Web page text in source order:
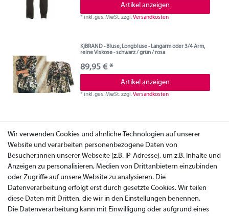
Artikel anzeigen
*inkl. ges. MwSt.zzgl.Versandkosten
KjBRAND - Bluse, Longbluse - Langarm oder 3/4 Arm,
reine Viskose - schwarz / grün / rosa
89,95 € *
Artikel anzeigen
*inkl. ges. MwSt.zzgl.Versandkosten
Wir verwenden Cookies und ähnliche Technologien auf unserer
Website und verarbeiten personenbezogene Daten von
Besucher:innen unserer Webseite (z.B. IP-Adresse), um z.B. Inhalte und
Anzeigen zu personalisieren, Medien von Drittanbietern einzubinden
oder Zugriffe auf unsere Website zu analysieren. Die
Datenverarbeitung erfolgt erst durch gesetzte Cookies. Wir teilen
diese Daten mit Dritten, die wir in den Einstellungen benennen.
Die Datenverarbeitung kann mit Einwilligung oder aufgrund eines